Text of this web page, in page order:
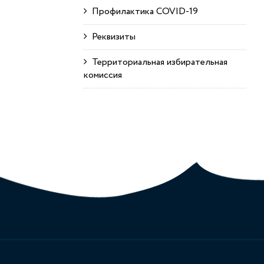
Профилактика COVID-19
Реквизиты
Территориальная избирательная
комиссия